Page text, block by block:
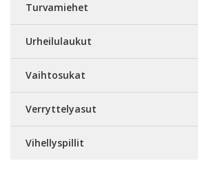
Turvamiehet
Urheilulaukut
Vaihtosukat
Verryttelyasut
Vihellyspillit